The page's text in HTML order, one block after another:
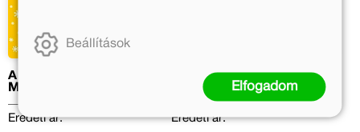
A Mikulás és manói -
Mókás rénszarvasok
Eredeti ár:
Gabi és barátai
Eredeti ár:
Beállítások
Elfogadom